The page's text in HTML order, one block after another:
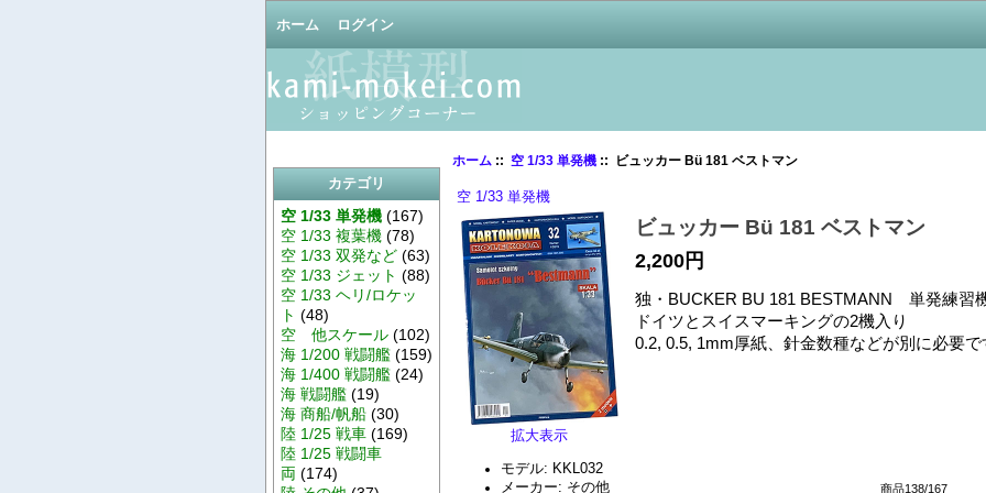
ホーム ログイン
カテゴリ
空 1/33 単発機(167)
空 1/33 複葉機(78)
空 1/33 双発など(63)
空 1/33 ジェット (88)
空 1/33 ヘリ/ロケッ
ト (48)
空 他スケール(102)
海 1/200 戦闘艦(159)
海 1/400 戦闘艦(24)
海 戦闘艦(19)
海 商船/帆船(30)
陸 1/25 戦車(169)
陸 1/25 戦闘車
両 (174)
ホーム:: 空 1/33 単発機:: ビュッカー Bü 181 ベストマン
空 1/33 単発機
拡大表示
ビュッカー Bü 181 ベストマン
2,200円
独・BUCKER BU 181 BESTMANN 単発練習
ドイツとスイスマーキングの2機入り
0.2, 0.5, 1mm厚紙、針金数種などが別に必要で
モデル: KKL032
メーカー: その他
商品138/167